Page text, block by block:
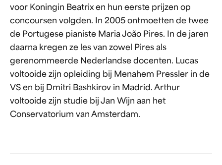
voor Koningin Beatrix en hun eerste prijzen op
concoursen volgden. In 2005 ontmoetten de twee
de Portugese pianiste Maria João Pires. In de jaren
daarna kregen ze les van zowel Pires als
gerenommeerde Nederlandse docenten. Lucas
voltooide zijn opleiding bij Menahem Pressler in de
VS en bij Dmitri Bashkirov in Madrid. Arthur
voltooide zijn studie bij Jan Wijn aan het
Conservatorium van Amsterdam.